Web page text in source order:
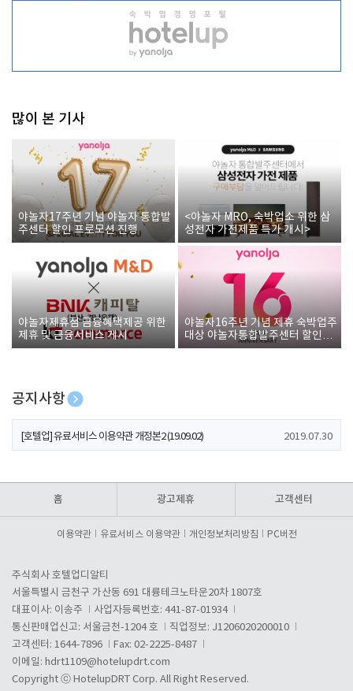
많이 본 기사
야놀자17주년 기념 야놀자 통합발
주센터 할인 프로모션 진행
<야놀자 MRO, 숙박업소 위한 삼
성전자 가전제품 특가 개시>
야놀자제휴점 금융혜택제공 위한
제휴 및 금융서비스 게시
야놀자16주년 기념 제휴 숙박업주
대상 야놀자통합발주센터 할인쿠
폰 증정
공지사항
[호텔업] 개인정보 처리방침 개정본1 (19.09.02)
[호텔업] 유료서비스 이용약관 개정본2 (19.09.02) 2019.07.30
홈 광고제휴 고객센터
이용약관 유료서비스 이용약관 개인정보처리방침 PC버전
주식회사 호텔업디알티
서울특별시 금천구 가산동 691 대륭테크노타운20차 1807호
대표이사: 이송주
사업자등록번호: 441-87-01934
통신판매업신고: 서울금천-1204 호
직업정보: J1206020200010
고객센터: 1644-7896
Fax: 02-2225-8487
이메일: hdrt1109@hotelupdrt.com
Copyright ⓒ HotelupDRT Corp. All Right Reserved.